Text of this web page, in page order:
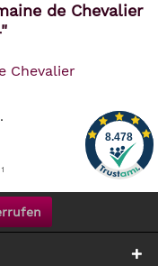
de Chevalier
Chevalier